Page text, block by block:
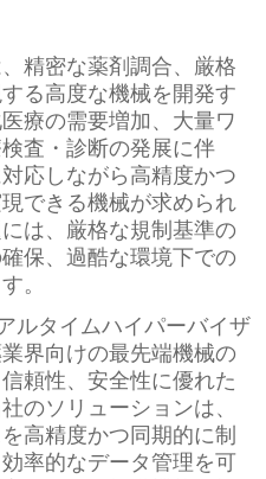
精密な薬剤調合、厳格
る高度な機械を開発す
療の需要増加、大量ワ
査・診断の発展に伴
応しながら高精度かつ
できる機械が求められ
は、厳格な規制基準の
保、過酷な環境下での
。
ルタイムハイパーバイザ
界向けの最先端機械の
頼性、安全性に優れた
のソリューションは、
高精度かつ同期的に制
率的なデータ管理を可